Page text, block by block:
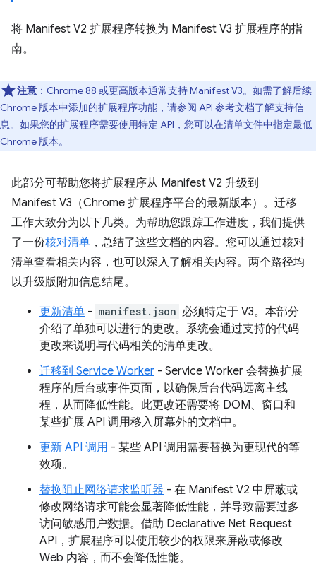
将 Manifest V2 扩展程序转换为 Manifest V3 扩展程序的指
南。
注意 ：Chrome 88 或更高版本通常支持 Manifest V3。如需了解后续
Chrome 版本中添加的扩展程序功能，请参阅 API 参考文档了解支持信
息。如果您的扩展程序需要使用特定 API，您可以在清单文件中指定最低
Chrome 版本。
此部分可帮助您将扩展程序从 Manifest V2 升级到
Manifest V3（Chrome 扩展程序平台的最新版本）。迁移
工作大致分为以下几类。为帮助您跟踪工作进度，我们提供
了一份核对清单 ，总结了这些文档的内容。您可以通过核对
清单查看相关内容，也可以深入了解相关内容。两个路径均
以升级版附加信息结尾。
更新清单 - manifest.json 必须特定于 V3。本部分
介绍了单独可以进行的更改。系统会通过支持的代码
更改来说明与代码相关的清单更改。
迁移到 Service Worker - Service Worker 会替换扩展
程序的后台或事件页面，以确保后台代码远离主线
程，从而降低性能。此更改还需要将 DOM、窗口和
某些扩展 API 调用移入屏幕外的文档中。
更新 API 调用 - 某些 API 调用需要替换为更现代的等
效项。
替换阻止网络请求监听器 - 在 Manifest V2 中屏蔽或
修改网络请求可能会显著降低性能，并导致需要过多
访问敏感用户数据。借助 Declarative Net Request
API，扩展程序可以使用较少的权限来屏蔽或修改
Web 内容，而不会降低性能。